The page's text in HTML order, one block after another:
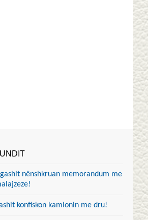
nënshkruan memorandum me
konfiskon kamionin me dru!